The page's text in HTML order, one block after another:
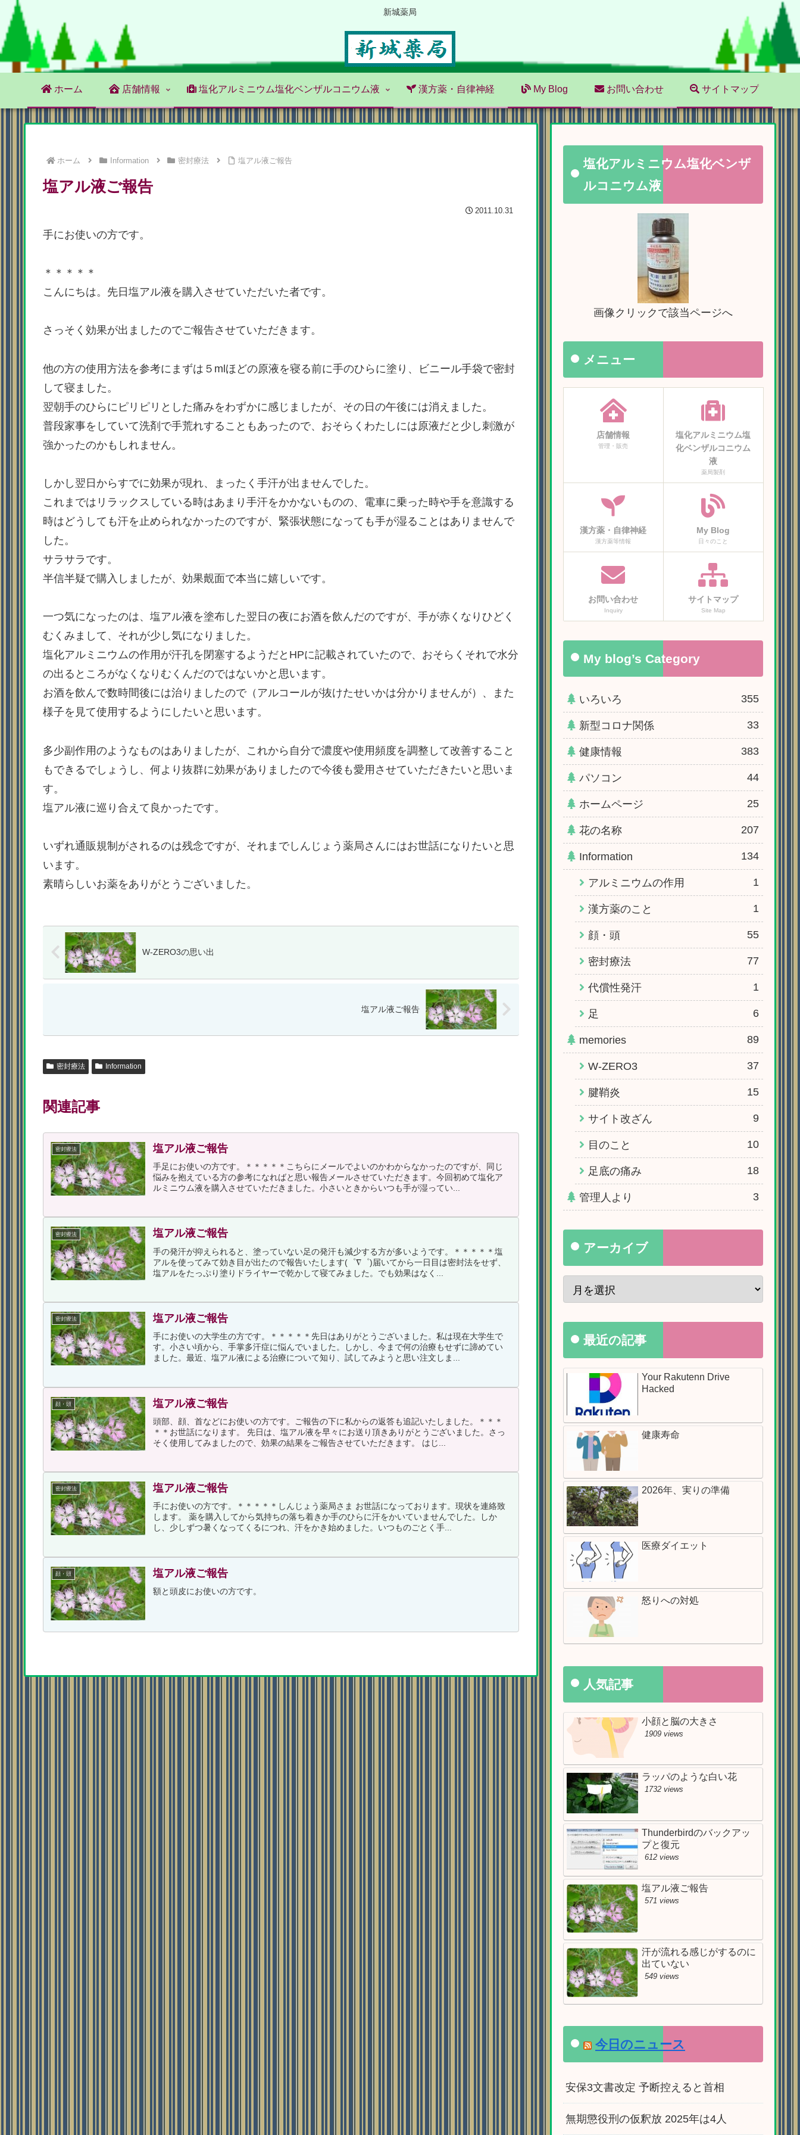
新城薬局
ホーム 店舗情報 塩化アルミニウム塩化ベンザルコニウム液 漢方薬・自律神経 My Blog お問い合わせ サイトマップ
ホーム Information 密封療法 塩アル液ご報告
塩アル液ご報告
2011.10.31
手にお使いの方です。
＊＊＊＊＊
こんにちは。先日塩アル液を購入させていただいた者です。
さっそく効果が出ましたのでご報告させていただきます。
他の方の使用方法を参考にまずは５mlほどの原液を寝る前に手のひらに塗り、ビニール手袋で密封
して寝ました。
翌朝手のひらにピリピリとした痛みをわずかに感じましたが、その日の午後には消えました。
普段家事をしていて洗剤で手荒れすることもあったので、おそらくわたしには原液だと少し刺激が
強かったのかもしれません。
しかし翌日からすでに効果が現れ、まったく手汗が出ませんでした。
これまではリラックスしている時はあまり手汗をかかないものの、電車に乗った時や手を意識する
時はどうしても汗を止められなかったのですが、緊張状態になっても手が湿ることはありませんで
した。
サラサラです。
半信半疑で購入しましたが、効果覿面で本当に嬉しいです。
一つ気になったのは、塩アル液を塗布した翌日の夜にお酒を飲んだのですが、手が赤くなりひどく
むくみまして、それが少し気になりました。
塩化アルミニウムの作用が汗孔を閉塞するようだとHPに記載されていたので、おそらくそれで水分
の出るところがなくなりむくんだのではないかと思います。
お酒を飲んで数時間後には治りましたので（アルコールが抜けたせいかは分かりませんが）、また
様子を見て使用するようにしたいと思います。
多少副作用のようなものはありましたが、これから自分で濃度や使用頻度を調整して改善すること
もできるでしょうし、何より抜群に効果がありましたので今後も愛用させていただきたいと思いま
す。
塩アル液に巡り合えて良かったです。
いずれ通販規制がされるのは残念ですが、それまでしんじょう薬局さんにはお世話になりたいと思
います。
素晴らしいお薬をありがとうございました。
W-ZERO3の思い出
塩アル液ご報告
密封療法 Information
関連記事
密封療法 塩アル液ご報告
手足にお使いの方です。＊＊＊＊＊こちらにメールでよいのかわからなかったのですが、同じ
悩みを抱えている方の参考になればと思い報告メールさせていただきます。今回初めて塩化ア
ルミニウム液を購入させていただきました。小さいときからいつも手が湿ってい...
密封療法 塩アル液ご報告
手の発汗が抑えられると、塗っていない足の発汗も減少する方が多いようです。＊＊＊＊＊塩
アルを使ってみて効き目が出たので報告いたします(゜∇゜)届いてから一日目は密封法をせず、
塩アルをたっぷり塗りドライヤーで乾かして寝てみました。でも効果はなく...
密封療法 塩アル液ご報告
手にお使いの大学生の方です。＊＊＊＊＊先日はありがとうございました。私は現在大学生で
す。小さい頃から、手掌多汗症に悩んでいました。しかし、今まで何の治療もせずに諦めてい
ました。最近、塩アル液による治療について知り、試してみようと思い注文しま...
顔・頭 塩アル液ご報告
頭部、顔、首などにお使いの方です。ご報告の下に私からの返答も追記いたしました。＊＊＊
＊＊お世話になります。 先日は、塩アル液を早々にお送り頂きありがとうございました。さっ
そく使用してみましたので、効果の結果をご報告させていただきます。 はじ...
密封療法 塩アル液ご報告
手にお使いの方です。＊＊＊＊＊しんじょう薬局さま お世話になっております。現状を連絡致
します。 薬を購入してから気持ちの落ち着きか手のひらに汗をかいていませんでした。しか
し、少しずつ暑くなってくるにつれ、汗をかき始めました。いつものごとく手...
顔・頭 塩アル液ご報告
額と頭皮にお使いの方です。
塩化アルミニウム塩化ベンザ
ルコニウム液
画像クリックで該当ページへ
メニュー
店舗情報
管理・販売
塩化アルミニウム塩
化ベンザルコニウム
液
薬局製剤
漢方薬・自律神経
漢方薬等情報
My Blog
日々のこと
お問い合わせ
Inquiry
サイトマップ
Site Map
My blog’s Category
いろいろ 355
新型コロナ関係 33
健康情報 383
パソコン 44
ホームページ 25
花の名称 207
Information 134
アルミニウムの作用 1
漢方薬のこと 1
顔・頭 55
密封療法 77
代償性発汗 1
足 6
memories 89
W-ZERO3 37
腱鞘炎 15
サイト改ざん 9
目のこと 10
足底の痛み 18
管理人より 3
アーカイブ
最近の記事
Your Rakutenn Drive
Hacked
健康寿命
2026年、実りの準備
医療ダイエット
怒りへの対処
人気記事
小顔と脳の大きさ
1909 views
ラッパのような白い花
1732 views
Thunderbirdのバックアッ
プと復元
612 views
塩アル液ご報告
571 views
汗が流れる感じがするのに
出ていない
549 views
今日のニュース
安保3文書改定 予断控えると首相
無期懲役刑の仮釈放 2025年は4人